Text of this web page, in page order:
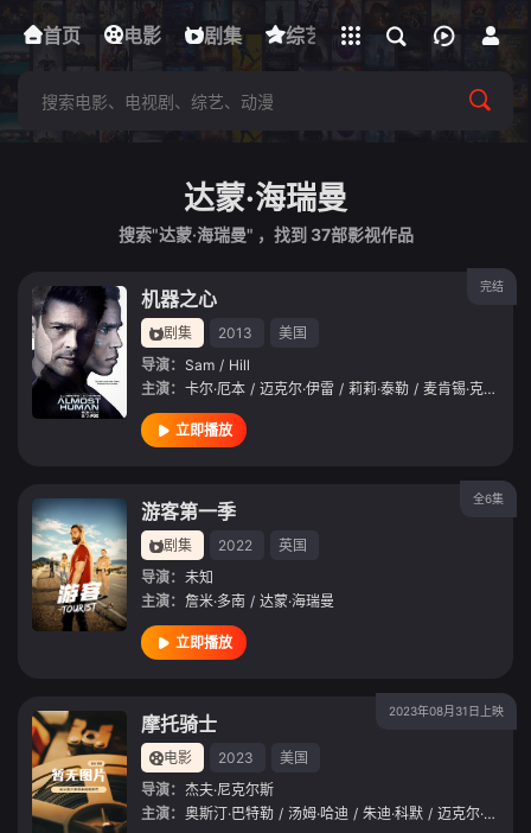
首页 电影 剧集 综艺 动漫 短剧
下载客户端
立即登录
达蒙·海瑞曼
搜索"达蒙·海瑞曼" ，找到 37部影视作品
完结
机器之心
剧集 2013
美国
导演： Sam / Hill
主演： 卡尔·厄本 / 迈克尔·伊雷 / 莉莉·泰勒 / 麦肯锡·克鲁克
立即播放
全6集
游客第一季
剧集 2022
英国
导演： 未知
主演： 詹米·多南 / 达蒙·海瑞曼
立即播放
2023年08月31日上映
摩托骑士
电影 2023
美国
导演： 杰夫·尼克尔斯
主演： 奥斯汀·巴特勒 / 汤姆·哈迪 / 朱迪·科默 / 迈克尔·珊农